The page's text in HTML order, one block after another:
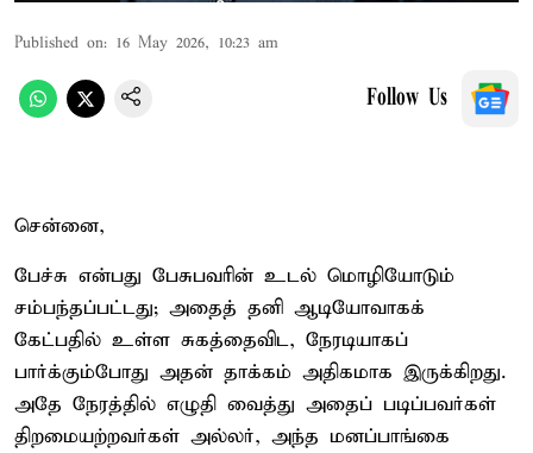
Published on: 16 May 2026, 10:23 am
Follow Us
சென்னை,
பேச்சு என்பது பேசுபவரின் உடல் மொழியோடும்
சம்பந்தப்பட்டது; அதைத் தனி ஆடியோவாகக்
கேட்பதில் உள்ள சுகத்தைவிட, நேரடியாகப்
பார்க்கும்போது அதன் தாக்கம் அதிகமாக இருக்கிறது.
அதே நேரத்தில் எழுதி வைத்து அதைப் படிப்பவர்கள்
திறமையற்றவர்கள் அல்லர், அந்த மனப்பாங்கை